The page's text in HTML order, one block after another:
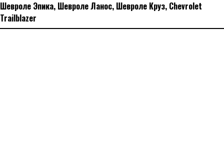
Шевроле Эпика, Шевроле Ланос, Шевроле Круз, Сhevrolet
Trailblazer